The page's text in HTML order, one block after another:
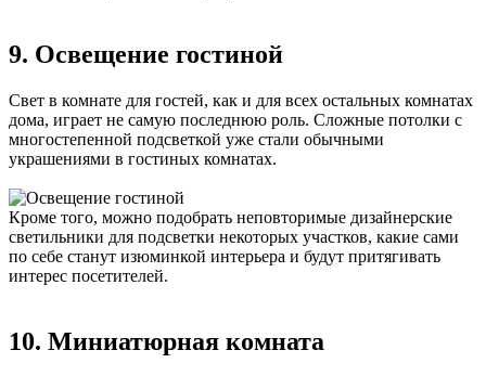
9. Освещение гостиной
Свет в комнате для гостей, как и для всех остальных комнатах
дома, играет не самую последнюю роль. Сложные потолки с
многостепенной подсветкой уже стали обычными
украшениями в гостиных комнатах.
Кроме того, можно подобрать неповторимые дизайнерские
светильники для подсветки некоторых участков, какие сами
по себе станут изюминкой интерьера и будут притягивать
интерес посетителей.
10. Миниатюрная комната